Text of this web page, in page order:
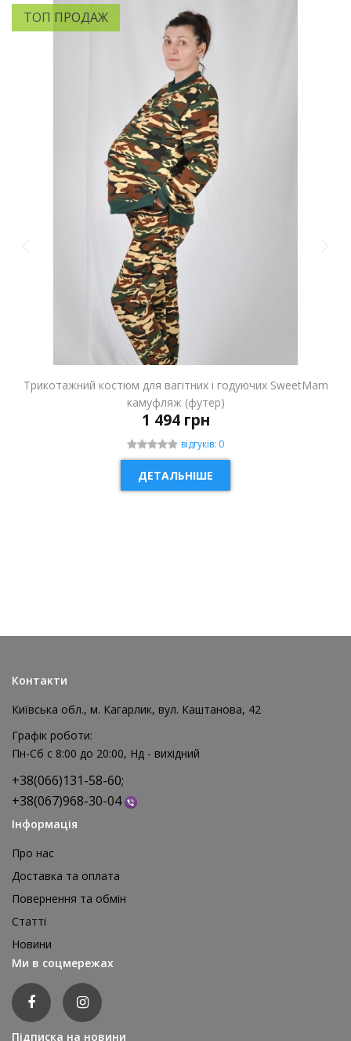
ТОП ПРОДАЖ
Трикотажний костюм для вагітних і годуючих SweetMam
камуфляж (футер)
1 494 грн
відгуків: 0
ДЕТАЛЬНІШЕ
Реквізит для аніматора Мішки для стрибків, 4 шт
Контакти
Київська обл., м. Кагарлик, вул. Каштанова, 42
Графік роботи:
Пн-Сб с 8:00 до 20:00, Нд - вихідний
+38(066)131-58-60;
+38(067)968-30-04
Інформація
Про нас
Доставка та оплата
Повернення та обмін
Статті
Новини
Ми в соцмережах
Підписка на новини